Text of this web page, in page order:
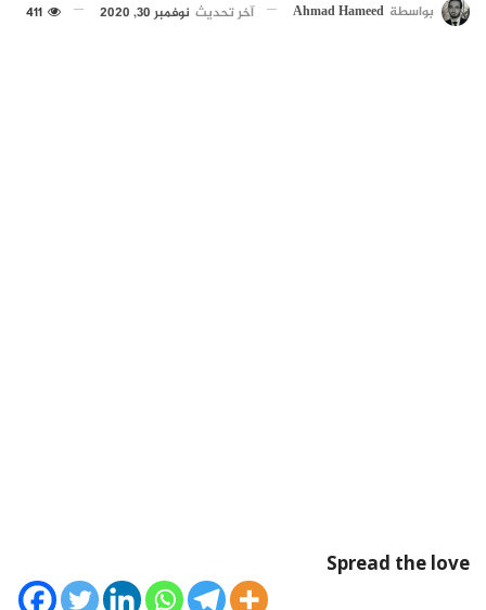
بواسطة Ahmad Hameed آخر تحديث نوفمبر 30, 2020
Spread the love